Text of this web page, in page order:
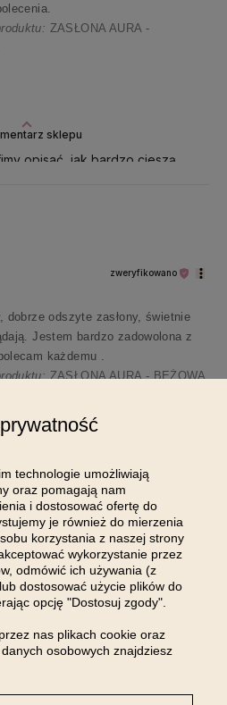
sklepu
opisać, jak bardzo cieszą
ZASŁONA AURA -
sklepu
dziękujemy za miłe
na Pani kolejną wizytę!
zweryfikowano
dobrze odszyte zasłony, świetnie
Jestem bardzo zadowolona z
każdemu .
ZASŁONA AURA - BEŻOWA
od najnowszych
technologie umożliwiają
oraz pomagają nam
i dostosować ofertę do
je również do mierzenia
korzystania z naszej strony
wykorzystanie przez
odmówić ich używania (z
dostosować użycie plików do
opcję "Dostosuj zgody".
nas plikach cookie oraz
osobowych znajdziesz